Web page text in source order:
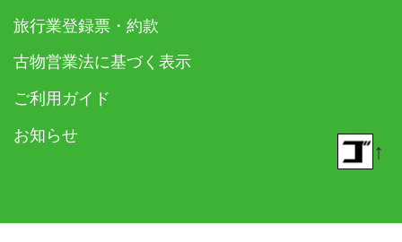
旅行業登録票・約款
古物営業法に基づく表示
ご利用ガイド
お知らせ
↑